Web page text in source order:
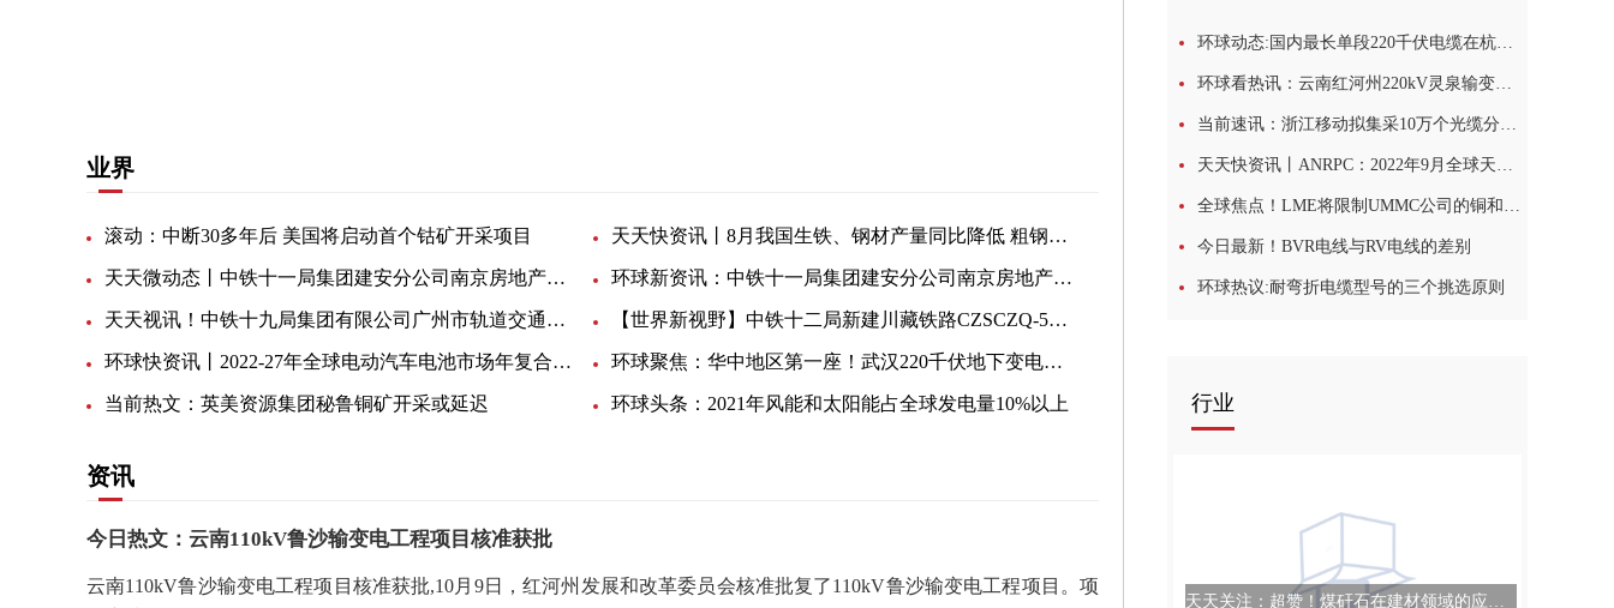
业界
滚动：中断30多年后 美国将启动首个钴矿开采项目 天天快资讯丨8月我国生铁、钢材产量同比降低 粗钢同比微增
天天微动态丨中铁十一局集团建安分公司南京房地产开发项目PVC重型阻燃线管询价单 环球新资讯：中铁十一局集团建安分公司南京房地产开发项目PVC中型阻燃线管询价单
天天视讯！中铁十九局集团有限公司广州市轨道交通十号线项目部关于电线电缆的询价单 【世界新视野】中铁十二局新建川藏铁路CZSCZQ-5标段四工区项目关于铝电缆线的询价单
环球快资讯丨2022-27年全球电动汽车电池市场年复合增19% 环球聚焦：华中地区第一座！武汉220千伏地下变电站投产送电
当前热文：英美资源集团秘鲁铜矿开采或延迟 环球头条：2021年风能和太阳能占全球发电量10%以上
资讯
今日热文：云南110kV鲁沙输变电工程项目核准获批
云南110kV鲁沙输变电工程项目核准获批,10月9日，红河州发展和改革委员会核准批复了110kV鲁沙输变电工程项目。项
环球动态:国内最长单段220千伏电缆在杭州投运
环球看热讯：云南红河州220kV灵泉输变电工程项目核准获批
当前速讯：浙江移动拟集采10万个光缆分纤箱
天天快资讯丨ANRPC：2022年9月全球天然橡胶产量料增3.7% 消费量增5.2%
全球焦点！LME将限制UMMC公司的铜和锌的新增交付，8月氧化铝产量降至1194.3万吨
今日最新！BVR电线与RV电线的差别
环球热议:耐弯折电缆型号的三个挑选原则
行业
天天关注：超赞！煤矸石在建材领域的应用进展